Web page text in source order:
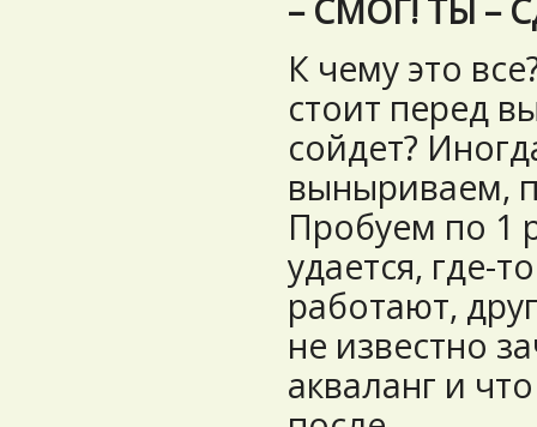
– СМОГ! ТЫ –
К чему это
стоит перед
сойдет?
выныриваем,
Пробуем по 1
удается, где-
работают,
не известно
акваланг и